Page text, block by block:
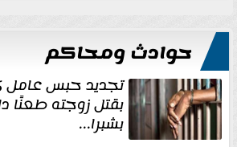
حوادث ومحاكم
بقتل زوجته
بشبرا...